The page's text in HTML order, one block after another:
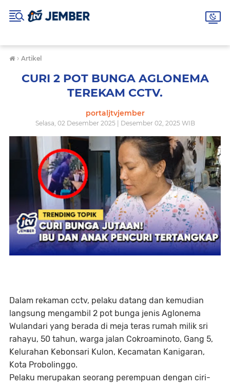
› Artikel
CURI 2 POT BUNGA AGLONEMA
TEREKAM CCTV.
portaljtvjember
Selasa, 02 Desember 2025 | Desember 02, 2025 WIB
Dalam rekaman cctv, pelaku datang dan kemudian
langsung mengambil 2 pot bunga jenis Aglonema
Wulandari yang berada di meja teras rumah milik sri
rahayu, 50 tahun, warga jalan Cokroaminoto, Gang 5,
Kelurahan Kebonsari Kulon, Kecamatan Kanigaran,
Kota Probolinggo.
Pelaku merupakan seorang perempuan dengan ciri-